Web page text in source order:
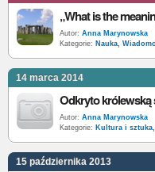
Autor: Anna Marynowska
Kategorie: Nauka,
14 marca 2014
Autor: Anna Marynowska
Kategorie: Kultura i sztuka,
15 października 2013